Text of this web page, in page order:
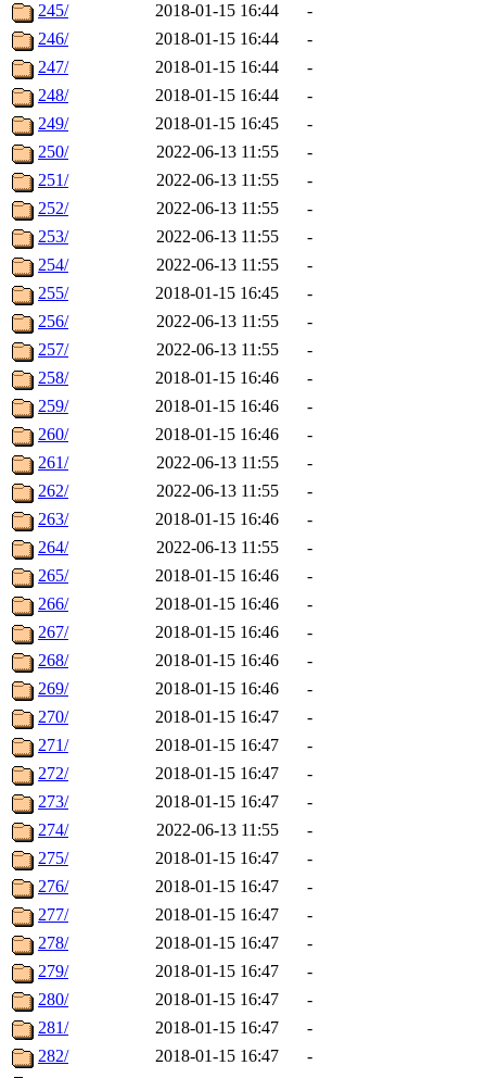
245/
2018-01-15 16:44
-
246/
2018-01-15 16:44
-
247/
2018-01-15 16:44
-
248/
2018-01-15 16:44
-
249/
2018-01-15 16:45
-
250/
2022-06-13 11:55
-
251/
2022-06-13 11:55
-
252/
2022-06-13 11:55
-
253/
2022-06-13 11:55
-
254/
2022-06-13 11:55
-
255/
2018-01-15 16:45
-
256/
2022-06-13 11:55
-
257/
2022-06-13 11:55
-
258/
2018-01-15 16:46
-
259/
2018-01-15 16:46
-
260/
2018-01-15 16:46
-
261/
2022-06-13 11:55
-
262/
2022-06-13 11:55
-
263/
2018-01-15 16:46
-
264/
2022-06-13 11:55
-
265/
2018-01-15 16:46
-
266/
2018-01-15 16:46
-
267/
2018-01-15 16:46
-
268/
2018-01-15 16:46
-
269/
2018-01-15 16:46
-
270/
2018-01-15 16:47
-
271/
2018-01-15 16:47
-
272/
2018-01-15 16:47
-
273/
2018-01-15 16:47
-
274/
2022-06-13 11:55
-
275/
2018-01-15 16:47
-
276/
2018-01-15 16:47
-
277/
2018-01-15 16:47
-
278/
2018-01-15 16:47
-
279/
2018-01-15 16:47
-
280/
2018-01-15 16:47
-
281/
2018-01-15 16:47
-
282/
2018-01-15 16:47
-